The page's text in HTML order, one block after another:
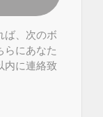
ば、次のボ
らにあなた
内に連絡致